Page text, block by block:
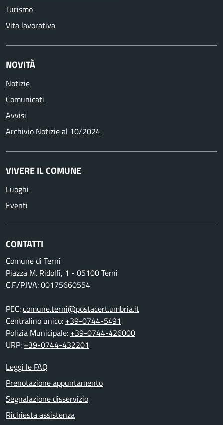
Turismo
Vita lavorativa
NOVITÀ
Notizie
Comunicati
Avvisi
Archivio Notizie al 10/2024
VIVERE IL COMUNE
Luoghi
Eventi
CONTATTI
Comune di Terni
Piazza M. Ridolfi, 1 - 05100 Terni
C.F./P.IVA: 00175660554
PEC:comune.terni@postacert.umbria.it
Centralino unico: +39-0744-5491
Polizia Municipale: +39-0744-426000
URP: +39-0744-432201
Leggi le FAQ
Prenotazione appuntamento
Segnalazione disservizio
Richiesta assistenza